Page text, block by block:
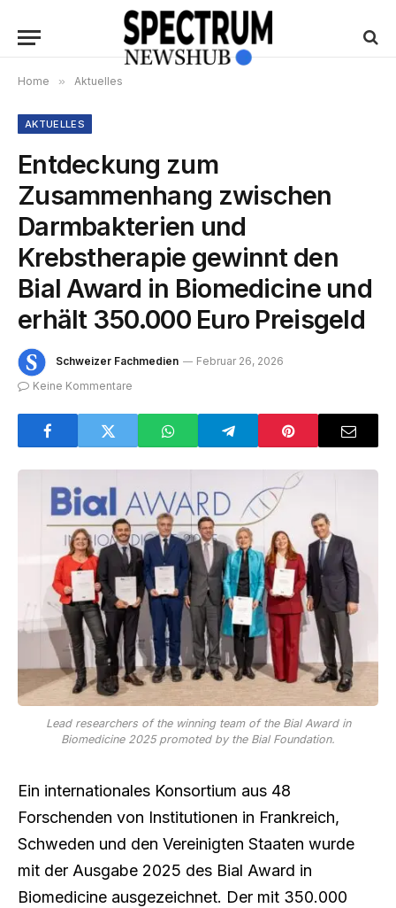
Home » Aktuelles
AKTUELLES
Entdeckung zum
Zusammenhang zwischen
Darmbakterien und
Krebstherapie gewinnt den
Bial Award in Biomedicine und
erhält 350.000 Euro Preisgeld
Schweizer Fachmedien
Februar 26, 2026
Keine Kommentare
Lead researchers of the winning team of the Bial Award in
Biomedicine 2025 promoted by the Bial Foundation.
Ein internationales Konsortium aus 48
Forschenden von Institutionen in Frankreich,
Schweden und den Vereinigten Staaten wurde
mit der Ausgabe 2025 des Bial Award in
Biomedicine ausgezeichnet. Der mit 350.000